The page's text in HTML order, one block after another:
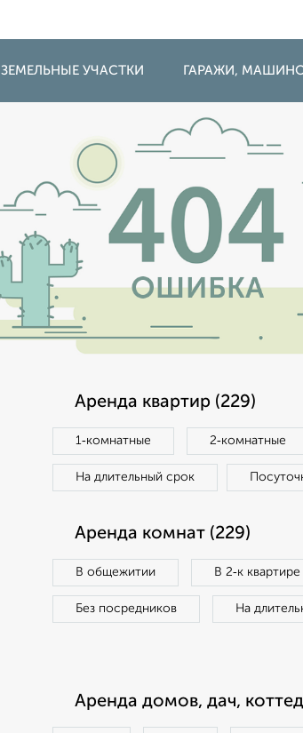
ЗЕМЕЛЬНЫЕ УЧАСТКИ ГАРАЖИ,
Аренда квартир (229)
1‑комнатные 2‑комнатные
На длительный срок
Аренда комнат (229)
В общежитии В 2‑к квартире
Без посредников На
Аренда домов, дач,